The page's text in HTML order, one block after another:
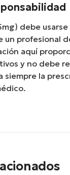
debe
un profesional
aquí
y no debe
siempre la